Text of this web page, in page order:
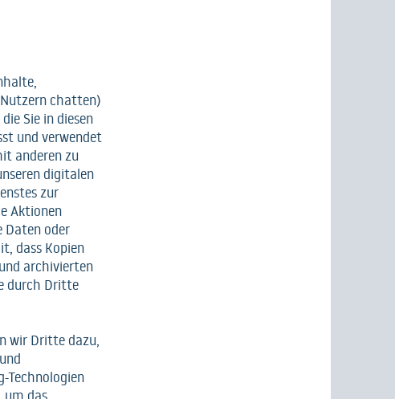
chatten)
Sie in diesen
und verwendet
anderen zu
digitalen
zur
Aktionen
oder
dass Kopien
archivierten
durch Dritte
wir Dritte dazu,
Technologien